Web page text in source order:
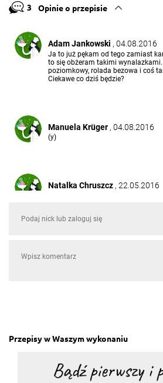
3 Opinie o przepisie
Adam Jankowski , 04.08.2016
Ja to już pękam od tego zamiast
to się obżeram takimi wynalazkami.
poziomkowy, rolada bezowa i coś
Ciekawe co dziś będzie?
Manuela Krüger , 04.08.2016
(y)
Natalka Chruszcz , 22.05.2016
Przepisy w Waszym wykonaniu